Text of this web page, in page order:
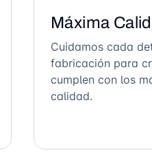
Máxima
Cuidamos cada
fabricación para
cumplen con los
calidad.